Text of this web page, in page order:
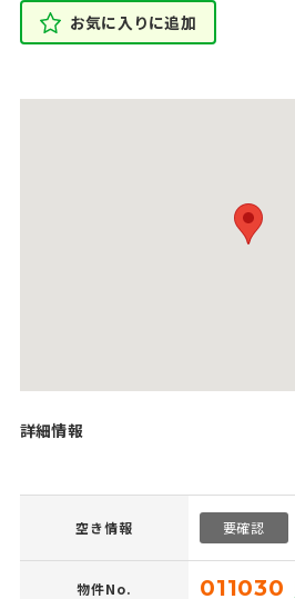
お気に入りに追加
詳細情報
空き情報 要確認
物件No. 011030